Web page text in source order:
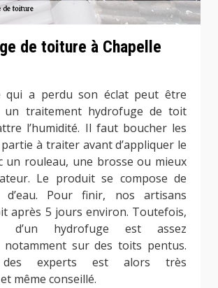
de toiture à Chapelle
qui a perdu son éclat peut être
un traitement hydrofuge de toit
l’humidité. Il faut boucher les
à traiter avant d’appliquer le
un rouleau, une brosse ou mieux
Le produit se compose de
Pour finir, nos artisans
après 5 jours environ. Toutefois,
d’un hydrofuge est assez
notamment sur des toits pentus.
des experts est alors très
même conseillé.